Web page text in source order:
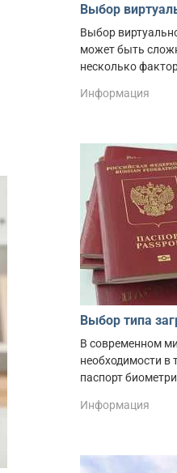
Выбор
Выбор
может быть
несколько
Информация
Выбор типа
В современном
необходимости в
паспорт
Информация